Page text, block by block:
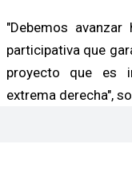
"Debemos
participativa que
proyecto que es
extrema derecha",